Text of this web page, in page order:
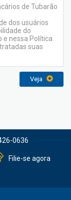
de Tubarão
dos usuários
do
e nessa Política
suas
Veja
0636
Filie-se agora